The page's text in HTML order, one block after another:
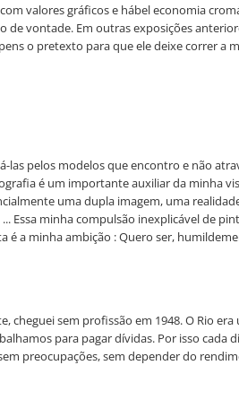
valores gráficos e hábel economia
vontade. Em outras exposições
o pretexto para que ele deixe correr a
pelos modelos que encontro e não
é um importante auxiliar da minha
uma dupla imagem, uma
Essa minha compulsão inexplicável de
é a minha ambição : Quero ser,
sem profissão em 1948. O Rio
para pagar dívidas. Por isso cada
preocupações, sem depender do